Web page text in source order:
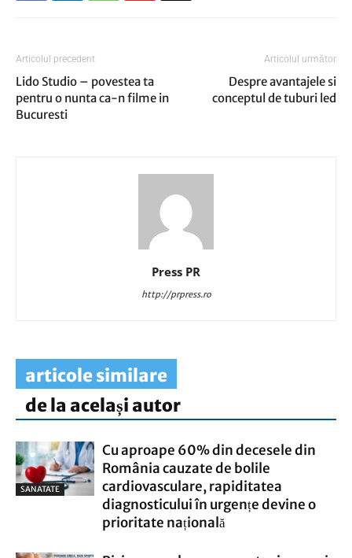
Articolul precedent
Lido Studio – povestea ta
pentru o nunta ca-n filme in
Bucuresti
Articolul următor
Despre avantajele si
conceptul de tuburi led
Press PR
http://prpress.ro
articole similare
de la același autor
SANATATE
Cu aproape 60% din decesele din
România cauzate de bolile
cardiovasculare, rapiditatea
diagnosticului în urgențe devine o
prioritate națională